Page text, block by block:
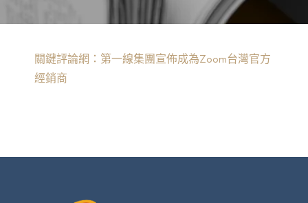
關鍵評論網：第一線集團宣佈成為Zoom台灣官方
經銷商